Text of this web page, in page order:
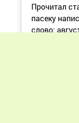
Прочитал
пасеку
слово: